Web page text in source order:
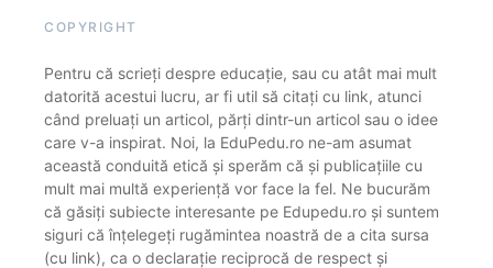
COPYRIGHT
Pentru că scrieți despre educație, sau cu atât mai mult
datorită acestui lucru, ar fi util să citați cu link, atunci
când preluați un articol, părți dintr-un articol sau o idee
care v-a inspirat. Noi, la EduPedu.ro ne-am asumat
această conduită etică și sperăm că și publicațiile cu
mult mai multă experiență vor face la fel. Ne bucurăm
că găsiți subiecte interesante pe Edupedu.ro și suntem
siguri că înțelegeți rugămintea noastră de a cita sursa
(cu link), ca o declarație reciprocă de respect și